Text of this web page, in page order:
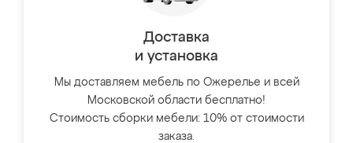
Доставка
и установка
Мы доставляем мебель по Ожерелье и всей
Московской области бесплатно!
Стоимость сборки мебели: 10% от стоимости
заказа.